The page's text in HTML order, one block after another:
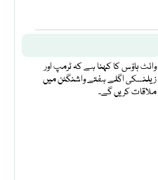
وائٹ ہاؤس کا کہنا ہے کہ ٹرمپ اور
زیلنسکی اگلے ہفتے واشنگٹن میں
ملاقات کریں گے۔